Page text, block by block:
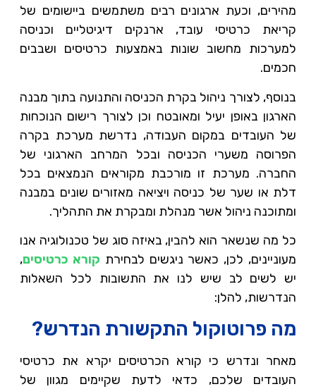
מהירים, וכעת ארגונים רבים משתמשים ביישומים של
קריאת כרטיסי עובד, ארנקים דיגיטליים וכניסה
למערכות מחשוב שונות באמצעות כרטיסים ושבבים
חכמים.
בנוסף, לצורך ניהול בקרת הכניסה והתנועה בתוך מבנה
הארגון באופן יעיל ומאובטח וכן לצורך רישום הנוכחות
של העובדים במקום העבודה, נדרשת מערכת בקרה
הפרוסה משערי הכניסה ובכל המרחב הארגוני של
החברה. מערכת זו מורכבת מקוראים הנמצאים בכל
דלת או שער של כניסה ויציאה מאזורים שונים במבנה
ומתוכנה ניהול אשר מנהלת ומבקרת את התהליך.
כל מה שנשאר הוא להבין, באיזה סוג של טכנולוגיה אנו
מעוניינים, לכן, כאשר ניגשים לבחירת קורא כרטיסים,
יש לשים לב שיש לנו את התשובות לכל השאלות
הנדרשות, להלן:
מה פרוטוקול התקשורת הנדרש?
מאחר ונדרש כי קורא הכרטיסים יקרא את כרטיסי
העובדים שלכם, כדאי לדעת שקיימים מגוון של